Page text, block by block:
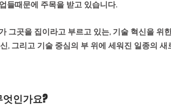
들때문에 주목을 받고 있습니다.
그곳을 집이라고 부르고 있는, 기술 혁신을 위
, 그리고 기술 중심의 부 위에 세워진 일종의
인가요?